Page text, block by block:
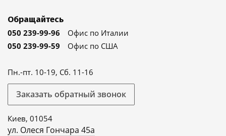
Обращайтесь
050 239-99-96
Офис по Италии
050 239-99-59
Офис по США
Пн.-пт. 10-19, Сб. 11-16
Заказать обратный звонок
Киев, 01054
ул. Олеся Гончара 45а